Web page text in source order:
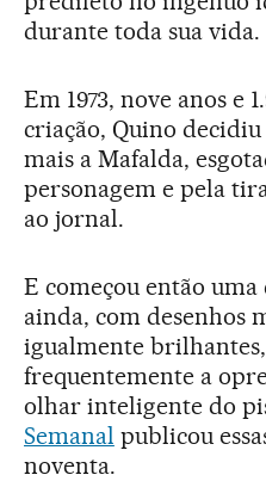
durante toda sua vida.
Em 1973, nove anos e
criação, Quino
mais a Mafalda,
personagem e pela
ao jornal.
E começou então
ainda, com desenhos
igualmente
frequentemente a
olhar inteligente do
Semanal publicou
noventa.